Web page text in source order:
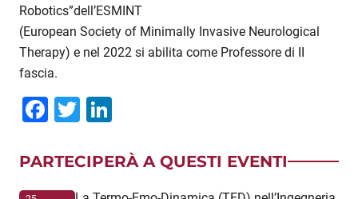
Robotics”dell’ESMINT
(European Society of Minimally Invasive Neurological
Therapy) e nel 2022 si abilita come Professore di II
fascia.
Facebook
Twitter
PARTECIPERÀ A QUESTI EVENTI